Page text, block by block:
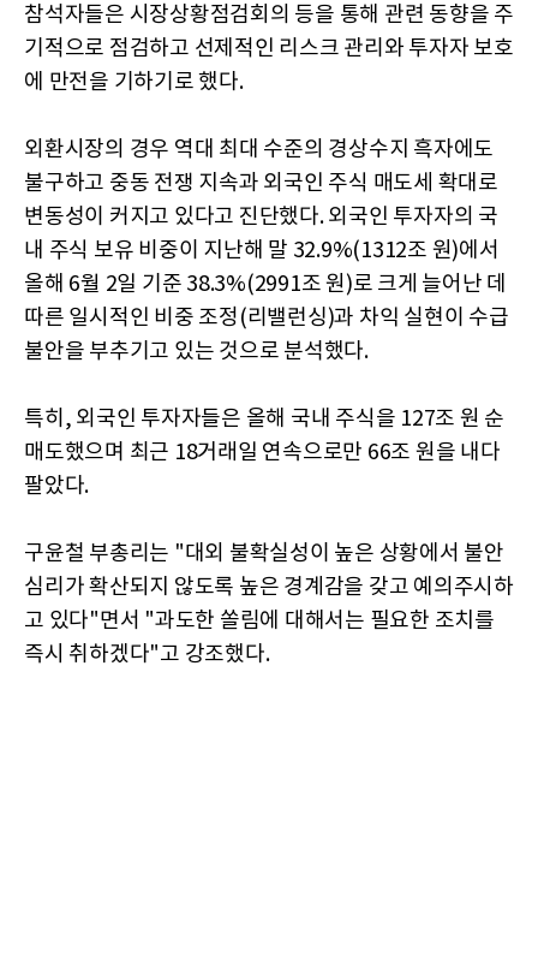
참석자들은 시장상황점검회의 등을 통해 관련 동향을 주
기적으로 점검하고 선제적인 리스크 관리와 투자자 보호
에 만전을 기하기로 했다.
외환시장의 경우 역대 최대 수준의 경상수지 흑자에도
불구하고 중동 전쟁 지속과 외국인 주식 매도세 확대로
변동성이 커지고 있다고 진단했다. 외국인 투자자의 국
내 주식 보유 비중이 지난해 말 32.9%(1312조 원)에서
올해 6월 2일 기준 38.3%(2991조 원)로 크게 늘어난 데
따른 일시적인 비중 조정(리밸런싱)과 차익 실현이 수급
불안을 부추기고 있는 것으로 분석했다.
특히, 외국인 투자자들은 올해 국내 주식을 127조 원 순
매도했으며 최근 18거래일 연속으로만 66조 원을 내다
팔았다.
구윤철 부총리는 "대외 불확실성이 높은 상황에서 불안
심리가 확산되지 않도록 높은 경계감을 갖고 예의주시하
고 있다"면서 "과도한 쏠림에 대해서는 필요한 조치를
즉시 취하겠다"고 강조했다.